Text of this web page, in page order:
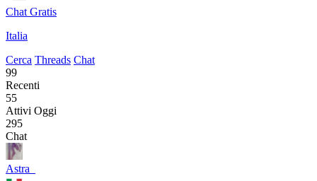
Chat Gratis
Italia
Cerca Threads Chat
99
Recenti
55
Attivi Oggi
295
Chat
Astra_